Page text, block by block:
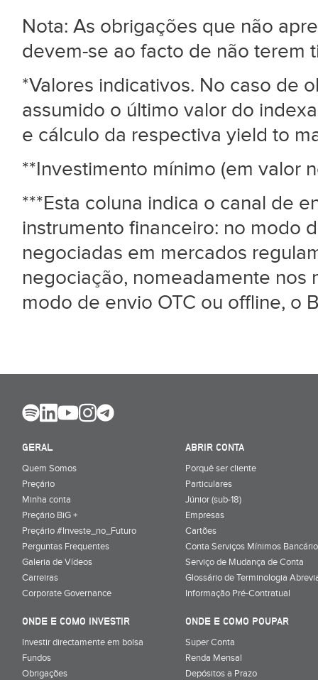
Nota: As obrigações que não
devem-se ao facto de não terem
*Valores indicativos. No caso de
assumido o último valor do
e cálculo da respectiva yield to
**Investimento mínimo (em valor
***Esta coluna indica o canal de
instrumento financeiro: no modo
negociadas em mercados
negociação, nomeadamente nos
modo de envio OTC ou offline, o
GERAL
Quem Somos
Preçário
Minha conta
Preçário BiG +
Preçário #Investe_no_Futuro
Perguntas Frequentes
Galeria de Vídeos
Carreiras
Corporate Governance
ABRIR CONTA
Porquê ser cliente
Particulares
Júnior (sub-18)
Empresas
Cartões
Conta Serviços Mínimos
Serviço de Mudança de Conta
Glossário de Terminologia
Informação Pré-Contratual
ONDE E COMO INVESTIR
Investir directamente em bolsa
Fundos
Obrigações
ONDE E COMO POUPAR
Super Conta
Renda Mensal
Depósitos a Prazo